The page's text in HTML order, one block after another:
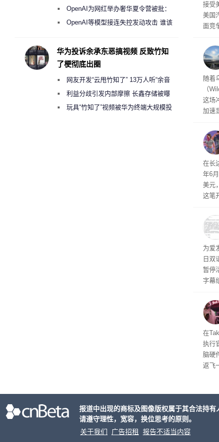
接受
美国
面竞
性。
经
随着
（
这场
加速
物
毁，
评
米，
上。
依
在长
年6
美元
这笔
称
器、
事
行官
容体
为爱
日双
暂停
字幕
流
在
执行
脑硬
返飞
《人工智能法案》全新执法权限审查
OpenAI为网红举办奢华夏令营被批：
2000美元一晚 遭讽“反乌托邦”
OpenAI等模型接连失控发动攻击 谁该
华为投诉余承东恶搞视频 反致竹知
了梗彻底出圈
网友开发“云甩竹知了” 13万人听“余音
绕梁”利益分歧引发内部摩擦 长鑫存储被曝
曾将华为驻场工程师驱逐出研发基地
玩具“竹知了”视频被华为终端大规模投
报道中出现的商标及图像版权属于其合法持
请遵守理性，宽容，换位思考的原则。
关于我们
广告招租
报告不适当内容